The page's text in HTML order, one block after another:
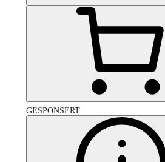
GESPONSERT